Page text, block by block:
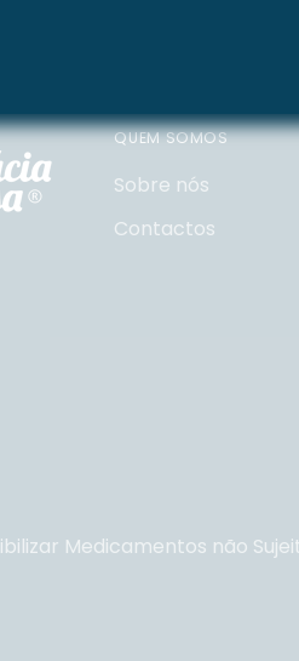
QUEM SOMOS
Sobre nós
Contactos
Medicamentos não